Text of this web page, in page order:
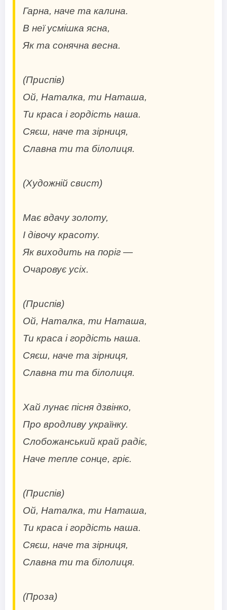
Гарна, наче та калина.
В неї усмішка ясна,
Як та сонячна весна.
(Приспів)
Ой, Наталка, ти Наташа,
Ти краса і гордість наша.
Сяєш, наче та зірниця,
Славна ти та білолиця.
(Художній свист)
Має вдачу золоту,
І дівочу красоту.
Як виходить на поріг —
Очаровує усіх.
(Приспів)
Ой, Наталка, ти Наташа,
Ти краса і гордість наша.
Сяєш, наче та зірниця,
Славна ти та білолиця.
Хай лунає пісня дзвінко,
Про вродливу українку.
Слобожанський край радіє,
Наче тепле сонце, гріє.
(Приспів)
Ой, Наталка, ти Наташа,
Ти краса і гордість наша.
Сяєш, наче та зірниця,
Славна ти та білолиця.
(Проза)